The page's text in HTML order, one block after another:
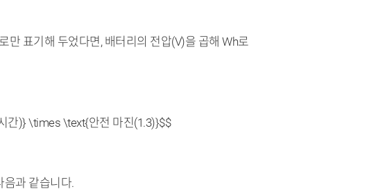
만 표기해 두었다면, 배터리의 전압(V)을 곱해 Wh로
간)} \times \text{안전 마진(1.3)}$$
음과 같습니다.